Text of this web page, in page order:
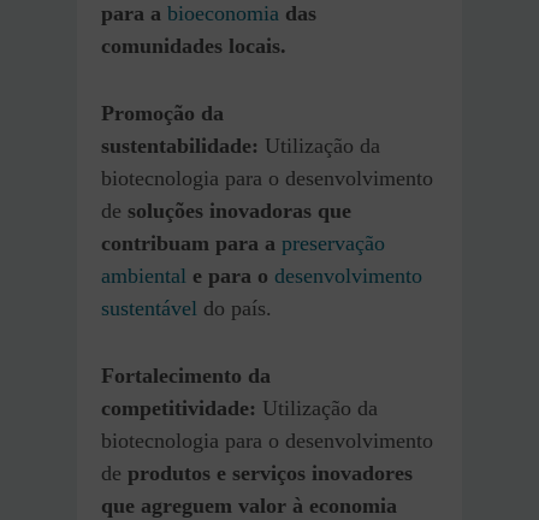
para a bioeconomia das
comunidades locais.
Promoção da
sustentabilidade: Utilização da
biotecnologia para o desenvolvimento
de soluções inovadoras que
contribuam para a preservação
ambiental e para o desenvolvimento
sustentável do país.
Fortalecimento da
competitividade: Utilização da
biotecnologia para o desenvolvimento
de produtos e serviços inovadores
que agreguem valor à economia